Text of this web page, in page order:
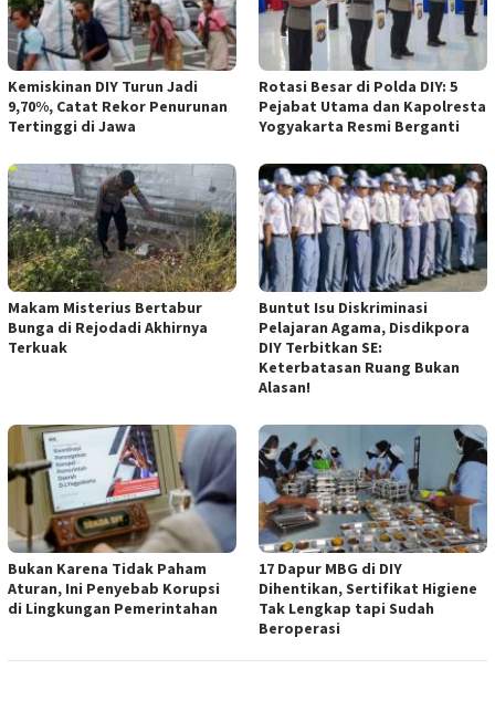
Kemiskinan DIY Turun Jadi
9,70%, Catat Rekor Penurunan
Tertinggi di Jawa
Rotasi Besar di Polda DIY: 5
Pejabat Utama dan Kapolresta
Yogyakarta Resmi Berganti
Makam Misterius Bertabur
Bunga di Rejodadi Akhirnya
Terkuak
Buntut Isu Diskriminasi
Pelajaran Agama, Disdikpora
DIY Terbitkan SE:
Keterbatasan Ruang Bukan
Alasan!
Bukan Karena Tidak Paham
Aturan, Ini Penyebab Korupsi
di Lingkungan Pemerintahan
17 Dapur MBG di DIY
Dihentikan, Sertifikat Higiene
Tak Lengkap tapi Sudah
Beroperasi